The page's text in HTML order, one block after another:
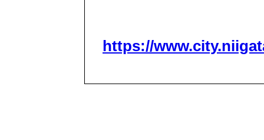
https://